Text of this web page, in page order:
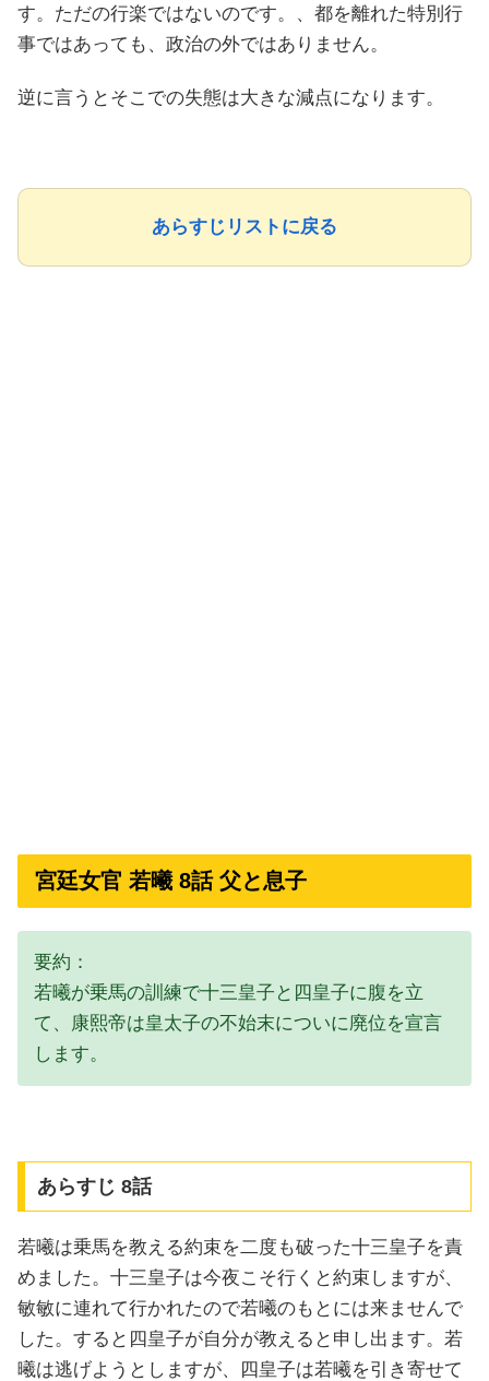
す。ただの行楽ではないのです。、都を離れた特別行
事ではあっても、政治の外ではありません。
逆に言うとそこでの失態は大きな減点になります。
あらすじリストに戻る
宮廷女官 若曦 8話 父と息子
要約：
若曦が乗馬の訓練で十三皇子と四皇子に腹を立
て、康熙帝は皇太子の不始末についに廃位を宣言
します。
あらすじ 8話
若曦は乗馬を教える約束を二度も破った十三皇子を責
めました。十三皇子は今夜こそ行くと約束しますが、
敏敏に連れて行かれたので若曦のもとには来ませんで
した。すると四皇子が自分が教えると申し出ます。若
曦は逃げようとしますが、四皇子は若曦を引き寄せて